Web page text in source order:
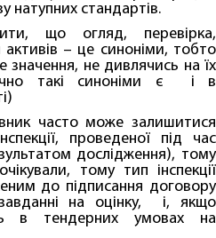
натупних стандартів.
що огляд, перевірка,
активів – це синоніми, тобто
значення, не дивлячись на їх
такі синоніми є і в
часто може залишитися
проведеної під час
дослідження), тому
тому тип інспекції
до підписання договору
на оцінку, і, якщо
в тендерних умовах на